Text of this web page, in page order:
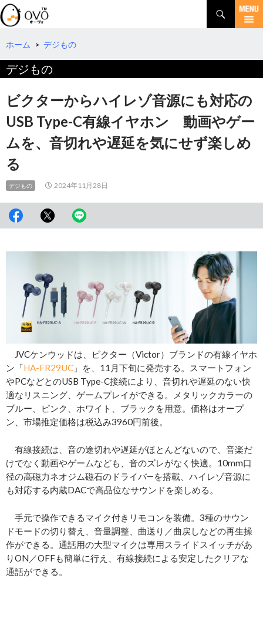
検
索
コ
テ
ツ
へ
ホーム > デジもの
デジもの
ビクターからハイレゾ音源にも対応の
USB Type-C有線イヤホン 動画やゲー
ムを、音切れや遅延を気にせず楽しめ
る
デジもの 2024年11月28日
JVCケンウッドは、ビクター（Victor）ブランドの有線イヤホ
ン「HA-FR29UC 」を、11月下旬に発売する。スマートフォン
やPCなどとのUSB Type-C接続により、音切れや遅延のない快
適なリスニング、ゲームプレイができる。メタリックカラーの
ブルー、ピンク、ホワイト、ブラックを用意。価格はオープ
ン、市場推定価格は税込み3960円前後。
有線接続は、音の途切れや遅延がほとんどないので、音楽だ
けでなく動画やゲームなども、音のズレがなく快適。10mm口
径の高磁力ネオジム磁石のドライバ―を搭載、ハイレゾ音源に
も対応する内蔵DACで高品位なサウンドを楽しめる。
手元で操作できるマイク付きリモコンを装備。3種のサウン
ドモードの切り替え、音量調整、曲送り／曲戻しなどの再生操
作ができる。通話用の大型マイクは専用スライドスイッチがあ
りON／OFFも簡単に行え、有線接続による安定したクリアな
通話ができる。